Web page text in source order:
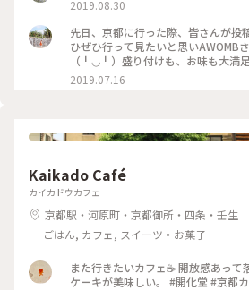
2019.08.30
先日、京都に行った際、皆さんが投
ひぜひ行って見たいと思いAWOMB
（╹◡╹）盛り付けも、お味も大満
条 #AWOMB
2019.07.16
Kaikado Café
カイカドウカフェ
京都駅・河原町・京都御所・四条・壬生
ごはん, カフェ, スイーツ・お菓子
また行きたいカフェ☕️ 開放感あっ
ケーキが美味しい。 #